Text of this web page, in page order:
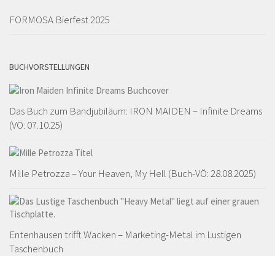
FORMOSA Bierfest 2025
BUCHVORSTELLUNGEN
Das Buch zum Bandjubiläum: IRON MAIDEN – Infinite Dreams
(VÖ: 07.10.25)
Mille Petrozza – Your Heaven, My Hell (Buch-VÖ: 28.08.2025)
Entenhausen trifft Wacken – Marketing-Metal im Lustigen
Taschenbuch